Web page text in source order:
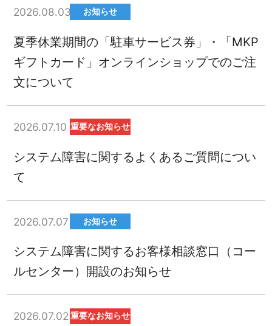
2026.08.03 お知らせ
夏季休業期間の「駐車サービス券」・「MKP
ギフトカード」オンラインショップでのご注
文について
2026.07.10 重要なお知らせ
システム障害に関するよくあるご質問につい
て
2026.07.07 お知らせ
システム障害に関するお客様相談窓口（コー
ルセンター）開設のお知らせ
2026.07.02 重要なお知らせ